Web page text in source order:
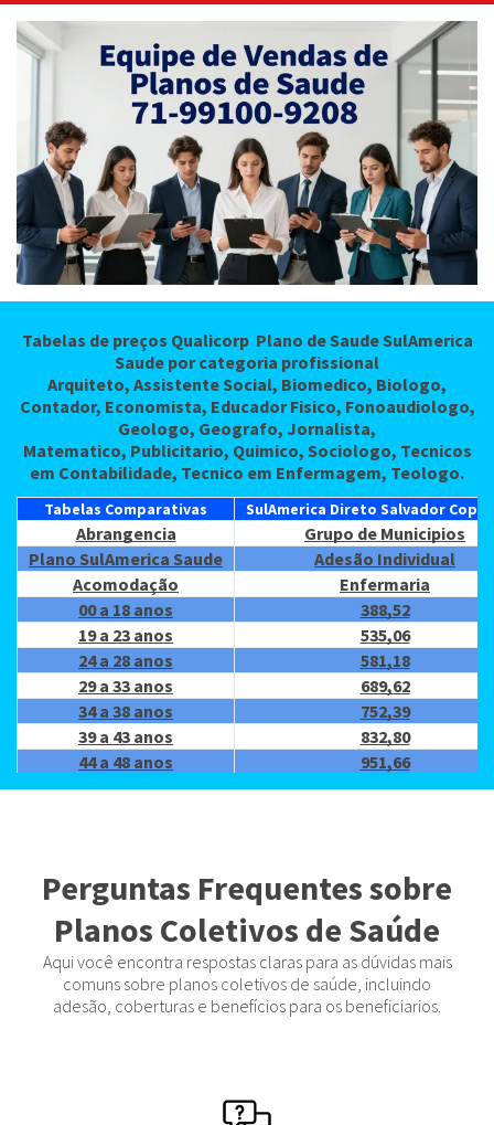
54 a 58 anos
1.216,50
59 anos ou +
1.812,59
Coparticipativo
Coparticipativo
30/04/2027 30/
Tabelas de preços Qualicorp Plano de Saude SulAmerica
Saude por categoria profissional
Arquiteto, Assistente Social, Biomedico, Biologo,
Contador, Economista, Educador Fisico, Fonoaudiologo,
Geologo, Geografo, Jornalista,
Matematico, Publicitario, Quimico, Sociologo, Tecnicos
em Contabilidade, Tecnico em Enfermagem, Teologo.
Tabelas Comparativas SulAmerica Direto Salvador
Abrangencia
Grupo de Municipios
Plano SulAmerica Saude
Adesão Individual
Acomodação
Enfermaria
00 a 18 anos
388,52
19 a 23 anos
535,06
24 a 28 anos
581,18
29 a 33 anos
689,62
34 a 38 anos
752,39
39 a 43 anos
832,80
44 a 48 anos
951,66
49 a 53 anos
1.170,46
Perguntas Frequentes sobre
Planos Coletivos de Saúde
Aqui você encontra respostas claras para as dúvidas mais
comuns sobre planos coletivos de saúde, incluindo
adesão, coberturas e benefícios para os beneficiarios.